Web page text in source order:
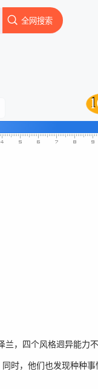
全网搜索
，四个风格迥异能力
时，他们也发现种种事